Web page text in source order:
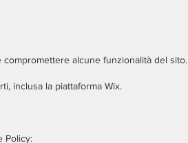
alcune funzionalità del sito.
inclusa la piattaforma Wix.
Policy: